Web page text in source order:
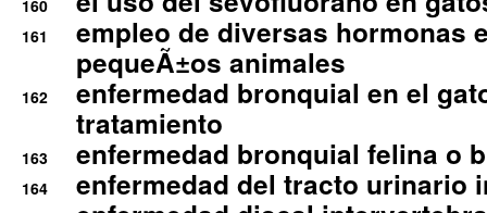
160
161
empleo de diversas hormonas
pequeÃ±os animales
162
enfermedad bronquial en el
tratamiento
163 enfermedad bronquial felina o
164 enfermedad del tracto urinario